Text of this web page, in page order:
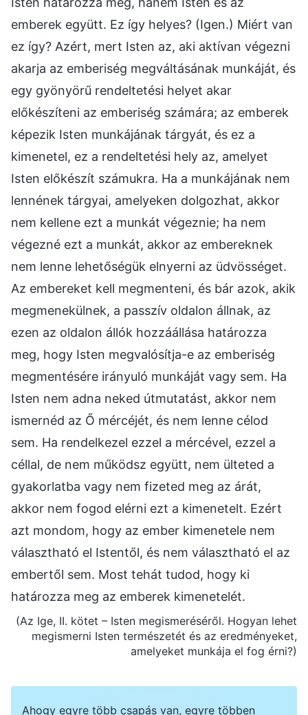
emberek együtt. Ez így helyes? (Igen.) Miért van
ez így? Azért, mert Isten az, aki aktívan végezni
akarja az emberiség megváltásának munkáját, és
egy gyönyörű rendeltetési helyet akar
előkészíteni az emberiség számára; az emberek
képezik Isten munkájának tárgyát, és ez a
kimenetel, ez a rendeltetési hely az, amelyet
Isten előkészít számukra. Ha a munkájának nem
lennének tárgyai, amelyeken dolgozhat, akkor
nem kellene ezt a munkát végeznie; ha nem
végezné ezt a munkát, akkor az embereknek
nem lenne lehetőségük elnyerni az üdvösséget.
Az embereket kell megmenteni, és bár azok, akik
megmenekülnek, a passzív oldalon állnak, az
ezen az oldalon állók hozzáállása határozza
meg, hogy Isten megvalósítja-e az emberiség
megmentésére irányuló munkáját vagy sem. Ha
Isten nem adna neked útmutatást, akkor nem
ismernéd az Ő mércéjét, és nem lenne célod
sem. Ha rendelkezel ezzel a mércével, ezzel a
céllal, de nem működsz együtt, nem ülteted a
gyakorlatba vagy nem fizeted meg az árát,
akkor nem fogod elérni ezt a kimenetelt. Ezért
azt mondom, hogy az ember kimenetele nem
választható el Istentől, és nem választható el az
embertől sem. Most tehát tudod, hogy ki
határozza meg az emberek kimenetelét.
(Az Ige, II. kötet – Isten megismeréséről. Hogyan lehet
megismerni Isten természetét és az eredményeket,
amelyeket munkája el fog érni?)
Ahogy egyre több csapás van, egyre többen